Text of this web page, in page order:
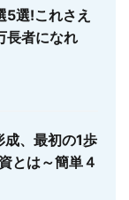
5選!これさえ
長者になれ
成、最初の1歩
とは～簡単４